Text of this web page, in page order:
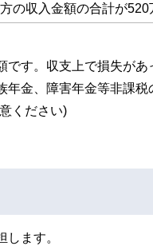
の収入金額の合計が520
す。収支上で損失があ
金、障害年金等非課
ください)
ます。